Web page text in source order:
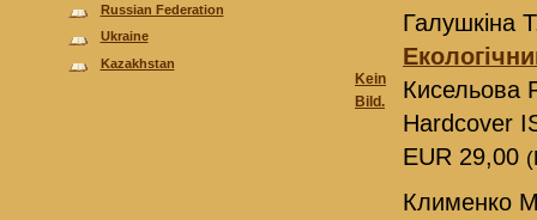
Russian Federation
Ukraine
Kazakhstan
Kein
Bild.
Галушкіна
Кисельова
Hardcover
EUR 29,00
Клименко